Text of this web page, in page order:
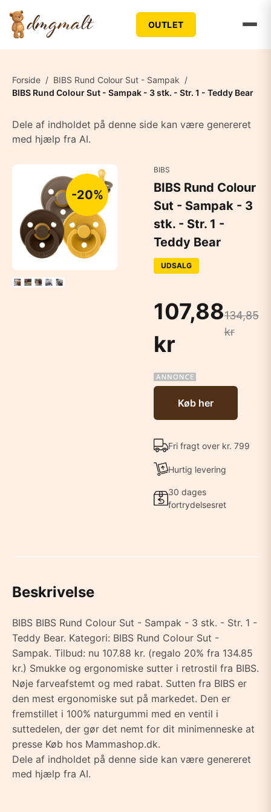
OUTLET
Forside / BIBS Rund Colour Sut - Sampak /
BIBS Rund Colour Sut - Sampak - 3 stk. - Str. 1 - Teddy Bear
Dele af indholdet på denne side kan være genereret
med hjælp fra AI.
-20%
BIBS
BIBS Rund Colour
Sut - Sampak - 3
stk. - Str. 1 -
Teddy Bear
UDSALG
107,88
kr
134,85
kr
Køb her
Fri fragt over kr. 799
Hurtig levering
30 dages
fortrydelsesret
Beskrivelse
BIBS BIBS Rund Colour Sut - Sampak - 3 stk. - Str. 1 -
Teddy Bear. Kategori: BIBS Rund Colour Sut -
Sampak. Tilbud: nu 107.88 kr. (regalo 20% fra 134.85
kr.) Smukke og ergonomiske sutter i retrostil fra BIBS.
Nøje farveafstemt og med rabat. Sutten fra BIBS er
den mest ergonomiske sut på markedet. Den er
fremstillet i 100% naturgummi med en ventil i
suttedelen, der gør det nemt for dit minimenneske at
presse Køb hos Mammashop.dk.
Dele af indholdet på denne side kan være genereret
med hjælp fra AI.